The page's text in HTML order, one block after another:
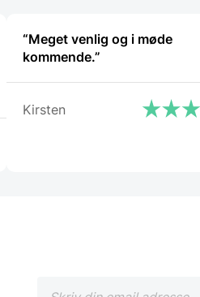
“Meget venlig og i møde
kommende.”
Kirsten